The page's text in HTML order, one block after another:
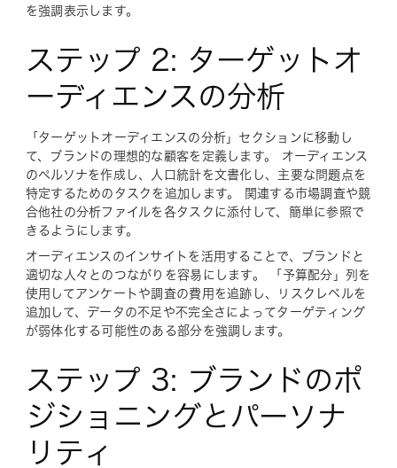
を強調表示します。
ステップ 2: ターゲットオ
ーディエンスの分析
「ターゲットオーディエンスの分析」セクションに移動し
て、ブランドの理想的な顧客を定義します。 オーディエンス
のペルソナを作成し、人口統計を文書化し、主要な問題点を
特定するためのタスクを追加します。 関連する市場調査や競
合他社の分析ファイルを各タスクに添付して、簡単に参照で
きるようにします。
オーディエンスのインサイトを活用することで、ブランドと
適切な人々とのつながりを容易にします。 「予算配分」列を
使用してアンケートや調査の費用を追跡し、リスクレベルを
追加して、データの不足や不完全さによってターゲティング
が弱体化する可能性のある部分を強調します。
ステップ 3: ブランドのポ
ジショニングとパーソナ
リティ